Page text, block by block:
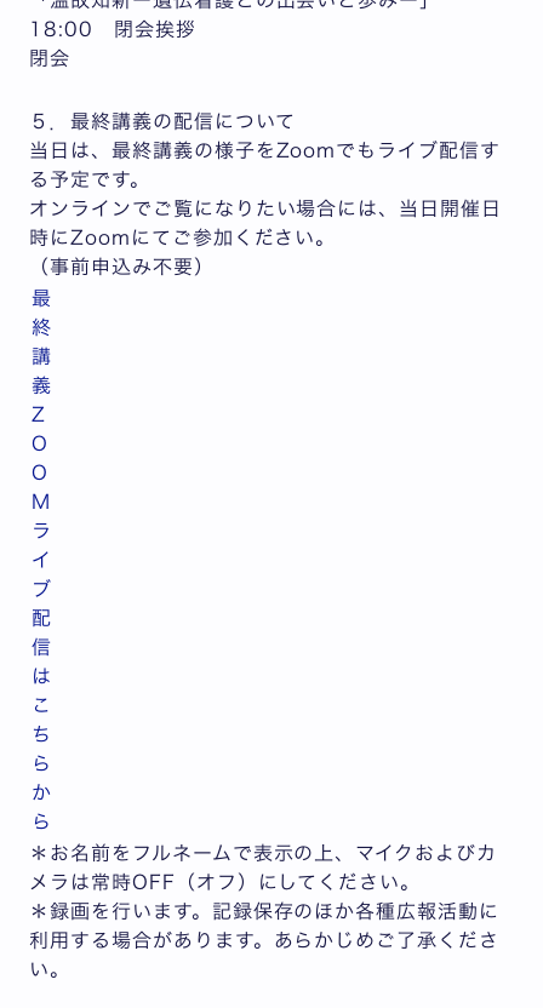
18:00 閉会挨拶
閉会
５．最終講義の配信について
当日は、最終講義の様子をZoomでもライブ配信す
る予定です。
オンラインでご覧になりたい場合には、当日開催日
時にZoomにてご参加ください。
（事前申込み不要）
最
終
講
義
Z
O
O
M
ラ
イ
ブ
配
信
は
こ
ち
ら
か
ら
＊お名前をフルネームで表示の上、マイクおよびカ
メラは常時OFF（オフ）にしてください。
＊録画を行います。記録保存のほか各種広報活動に
利用する場合があります。あらかじめご了承くださ
い。